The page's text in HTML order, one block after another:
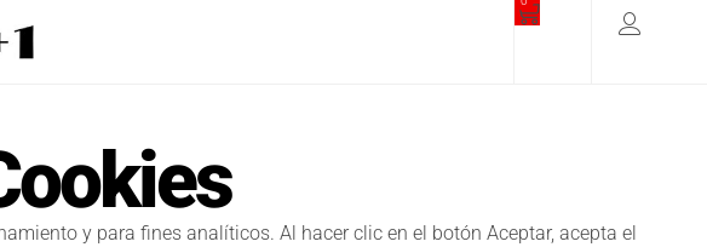
y para fines analíticos. Al hacer clic en el botón Aceptar, acepta el